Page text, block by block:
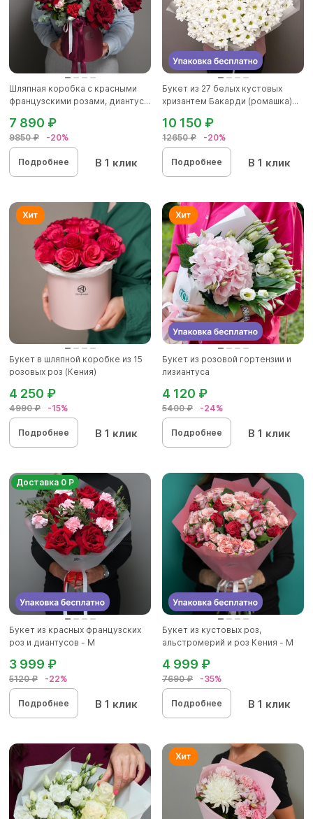
Шляпная коробка с красными
французскими розами, диантус...
9850 ₽ -20%
7 890 ₽
Подробнее В 1 клик
Букет из 27 белых кустовых
хризантем Бакарди (ромашка)...
12650 ₽ -20%
10 150 ₽
Подробнее В 1 клик
Букет в шляпной коробке из 15
розовых роз (Кения)
4990 ₽ -15%
4 250 ₽
Подробнее В 1 клик
Букет из розовой гортензии и
лизиантуса
5400 ₽ -24%
4 120 ₽
Подробнее В 1 клик
Доставка 0 Р
Букет из красных французских
роз и диантусов - M
5120 ₽ -22%
3 999 ₽
Подробнее В 1 клик
Букет из кустовых роз,
альстромерий и роз Кения - M
7690 ₽ -35%
4 999 ₽
Подробнее В 1 клик